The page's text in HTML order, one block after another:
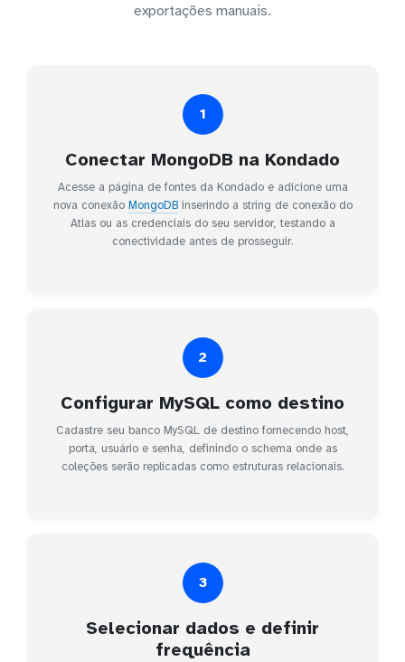
exportações manuais.
1
Conectar MongoDB na Kondado
Acesse a página de fontes da Kondado e adicione uma
nova conexão MongoDBinserindo a string de conexão do
Atlas ou as credenciais do seu servidor, testando a
conectividade antes de prosseguir.
2
Configurar MySQL como destino
Cadastre seu banco MySQL de destino fornecendo host,
porta, usuário e senha, definindo o schema onde as
coleções serão replicadas como estruturas relacionais.
3
Selecionar dados e definir
frequência